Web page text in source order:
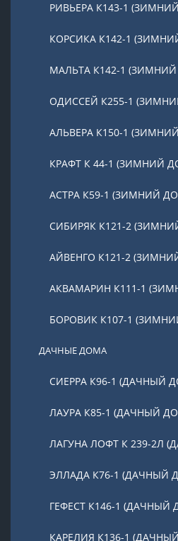
РИВЬЕРА К143-1
КОРСИКА К142-1
МАЛЬТА К142-1
ОДИССЕЙ К255-1
АЛЬВЕРА К150-1
КРАФТ К 44-1 (ЗИМНИЙ
АСТРА К59-1 (ЗИМНИЙ
СИБИРЯК К121-2
АЙВЕНГО К121-2
АКВАМАРИН К111-1
БОРОВИК К107-1
ДАЧНЫЕ ДОМА
СИЕРРА К96-1 (ДАЧНЫЙ
ЛАУРА К85-1 (ДАЧНЫЙ
ЛАГУНА ЛОФТ К 239-2Л
ЭЛЛАДА К76-1 (ДАЧНЫЙ
ГЕФЕСТ К146-1 (ДАЧНЫЙ
КАРЕЛИЯ К136-1